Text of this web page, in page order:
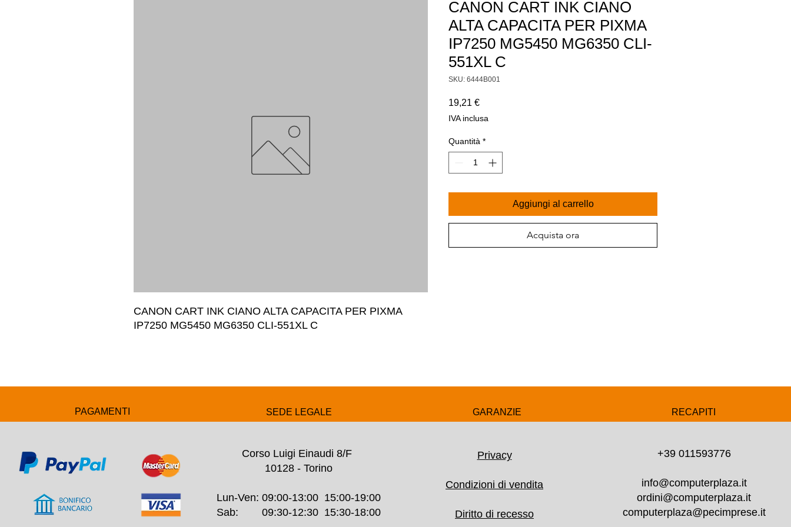
CANON CART INK CIANO ALTA CAPACITA PER PIXMA
IP7250 MG5450 MG6350 CLI-551XL C
CANON CART INK CIANO
ALTA CAPACITA PER PIXMA
IP7250 MG5450 MG6350 CLI-
551XL C
SKU: 6444B001
19,21 €Prezzo
IVA inclusa
Quantità *
Aggiungi al carrello
Acquista ora
PAGAMENTI SEDE LEGALE GARANZIE RECAPITI
Corso Luigi Einaudi 8/F
10128 - Torino
Lun-Ven: 09:00-13:00 15:00-19:00
Sab: 09:30-12:30 15:30-18:00
Privacy
Condizioni di vendita
Diritto di recesso
+39 011593776
info@computerplaza.it
ordini@computerplaza.it
computerplaza@pecimprese.it